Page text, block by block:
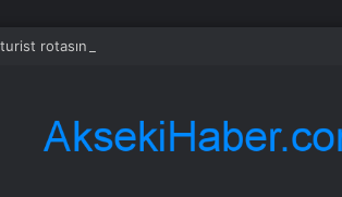
rotasını değiştirdi: Herkes bu 3 ülkeye gidiyor